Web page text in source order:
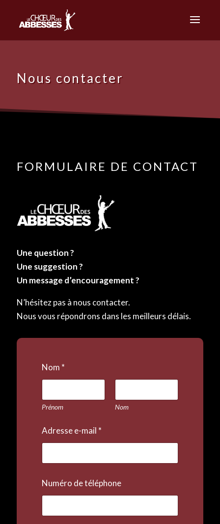
Nous contacter
FORMULAIRE DE CONTACT
Une question ?
Une suggestion ?
Un message d’encouragement ?
N’hésitez pas à nous contacter.
Nous vous répondrons dans les meilleurs délais.
Nom *
Prénom Nom
Adresse e-mail *
Numéro de téléphone